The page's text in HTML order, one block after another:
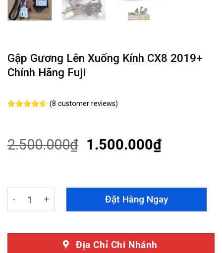
Gập Gương Lên Xuống Kính CX8 2019+
Chính Hãng Fuji
based on
customer
(8 customer reviews)
2.500.000₫ 1.500.000₫
Gập Gương Lên Xuống Kính CX8 2019+ Chính Hãng
Đặt Hàng Ngay
Địa Chỉ Chi Nhánh